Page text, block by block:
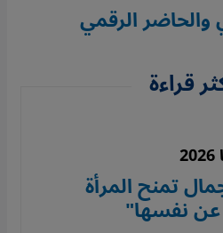
الرقمي
قراءة
تمنح المرأة
عن نفسها"